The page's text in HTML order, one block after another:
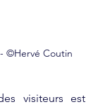
©Hervé Coutin
visiteurs est